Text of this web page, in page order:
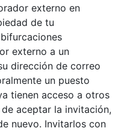
externo en
de tu
externo a un
dirección de correo
un puesto
tienen acceso a otros
aceptar la invitación,
nuevo. Invitarlos con